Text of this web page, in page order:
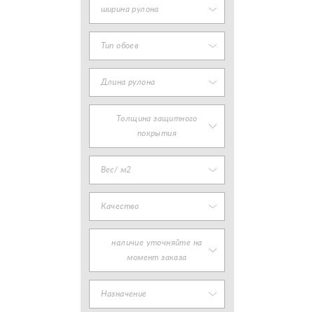
ширина рулона
Тип обоев
Длина рулона
Толщина защитного
покрытия
Вес/ м2
Качество
наличие уточняйте на
момент заказа
Назначение